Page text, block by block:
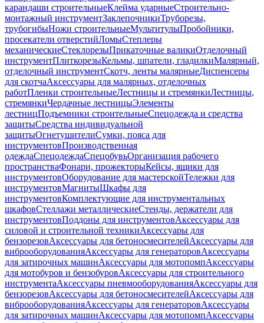
карандаши строительныеКлейма ударныеСтроительно-
монтажный инструментЗаклепочникиТруборезы,
трубогибыНожи строительныеМультитулыПробойники,
просекатели отверстийЛомыСтеплеры
механическиеСтеклорезыПрикаточные валикиОтделочный
инструментПлиткорезыКельмы, шпатели, гладилкиМалярный,
отделочный инструментСкотч, ленты малярныеДиспенсеры
для скотчаАксессуары для малярных, отделочных
работПленки строительныеЛестницы и стремянкиЛестницы,
стремянкиЧердачные лестницыЭлементы
лестницПодъемники строительныеСпецодежда и средства
защитыСредства индивидуальной
защитыОгнетушителиСумки, пояса для
инструментовПроизводственная
одеждаСпецодеждаСпецобувьОрганизация рабочего
пространстваФонари, прожекторыКейсы, ящики для
инструментовОборудование для мастерскойТележки для
инструментовМагнитыШкафы для
инструментовКомплектующие для инструментальных
шкафовСтеллажи металлическиеСтенды, держатели для
инструментовПоддоны для инструментовАксессуары для
силовой и строительной техникиАксессуары для
бензорезовАксессуары для бетоносмесителейАксессуары для
виброоборудованияАксессуары для генераторовАксессуары
для затирочных машинАксессуары для мотопомпАксессуары
для мотобуров и бензобуровАксессуары для строительного
инструментаАксессуары пневмооборудованияАксессуары для
бензорезовАксессуары для бетоносмесителейАксессуары для
виброоборудованияАксессуары для генераторовАксессуары
для затирочных машинАксессуары для мотопомпАксессуары